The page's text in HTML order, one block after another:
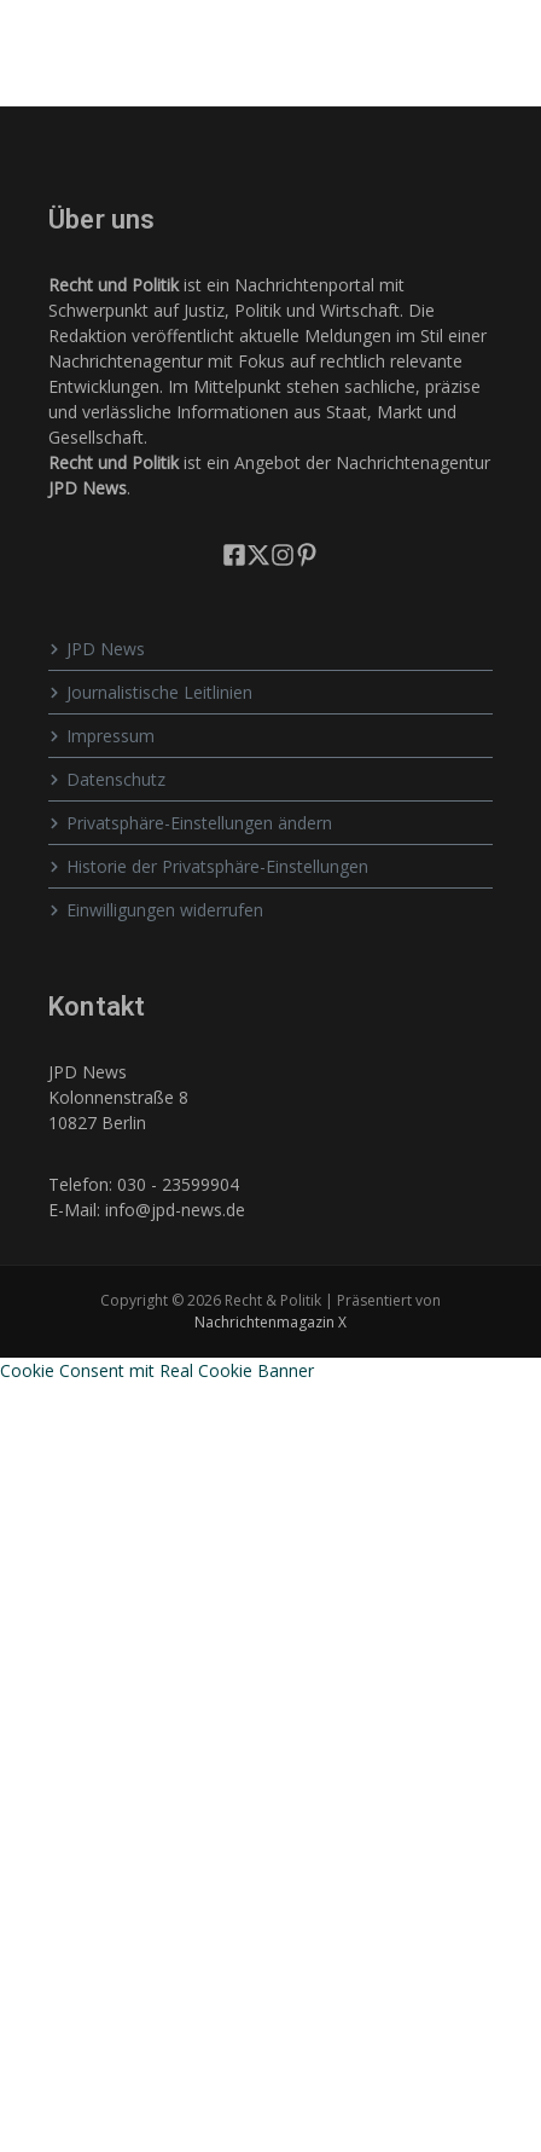
Über uns
Recht und Politikist ein Nachrichtenportal mit
Schwerpunkt auf Justiz, Politik und Wirtschaft. Die
Redaktion veröffentlicht aktuelle Meldungen im Stil einer
Nachrichtenagentur mit Fokus auf rechtlich relevante
Entwicklungen. Im Mittelpunkt stehen sachliche, präzise
und verlässliche Informationen aus Staat, Markt und
Gesellschaft.
Recht und Politikist ein Angebot der Nachrichtenagentur
JPD News.
JPD News
Journalistische Leitlinien
Impressum
Datenschutz
Privatsphäre-Einstellungen ändern
Historie der Privatsphäre-Einstellungen
Einwilligungen widerrufen
Kontakt
JPD News
Kolonnenstraße 8
10827 Berlin
Telefon: 030 - 23599904
E-Mail: info@jpd-news.de
Copyright © 2026 Recht & Politik | Präsentiert von
Nachrichtenmagazin X
Cookie Consent mit Real Cookie Banner